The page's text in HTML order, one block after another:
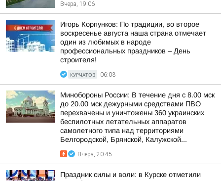
Вчера, 19:06
Игорь Корпунков: По традиции, во второе
воскресенье августа наша страна отмечает
один из любимых в народе
профессиональных праздников – День
строителя!
КУРЧАТОВ 06:03
Минобороны России: В течение дня с 8.00 мск
до 20.00 мск дежурными средствами ПВО
перехвачены и уничтожены 360 украинских
беспилотных летательных аппаратов
самолетного типа над территориями
Белгородской, Брянской, Калужской...
Вчера, 20:45
Праздник силы и воли: в Курске отметили